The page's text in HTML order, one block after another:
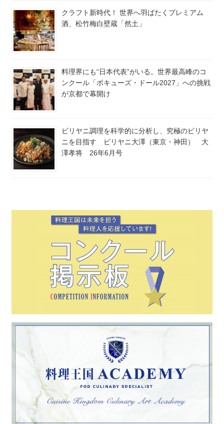
クラフト新時代！ 世界へ羽ばたくプレミアム
酒、松竹梅白壁蔵「然土」
料理界にも“日本代表”がいる。世界最高峰のコ
ンクール「ボキューズ・ドール2027」への挑戦
が京都で幕開け
ビリヤニ調理を科学的に分析し、究極のビリヤ
ニを目指す ビリヤニ大澤（東京・神田） 大
澤孝将 26年6月号